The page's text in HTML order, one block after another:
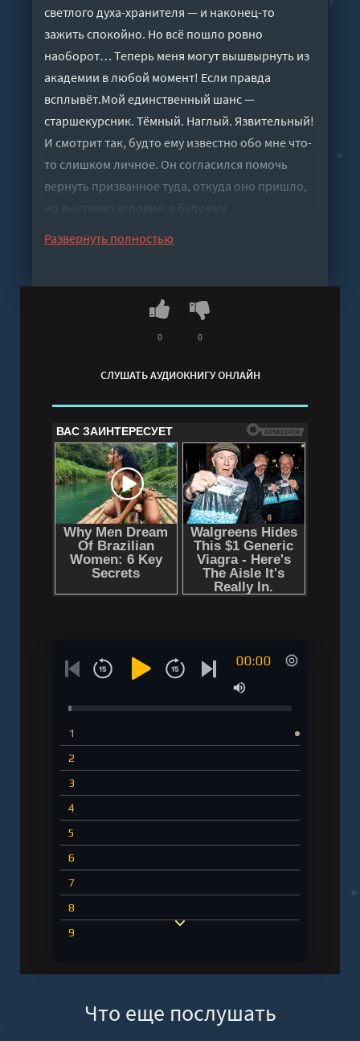
светлого духа-хранителя — и наконец-то
зажить спокойно. Но всё пошло ровно
наоборот… Теперь меня могут вышвырнуть из
академии в любой момент! Если правда
всплывёт.Мой единственный шанс —
старшекурсник. Тёмный. Наглый. Язвительный!
И смотрит так, будто ему известно обо мне что-
то слишком личное. Он согласился помочь
вернуть призванное туда, откуда оно пришло,
но выставил условие: я буду ему
Слушать аудиокнигу "Такоемынепризывали -
Вишес Мира" онлайн бесплатно без
Развернуть полностью
СЛУШАТЬ АУДИОКНИГУ ОНЛАЙН
0 0
00:00
1
2
3
4
5
6
7
8
9
Что еще послушать